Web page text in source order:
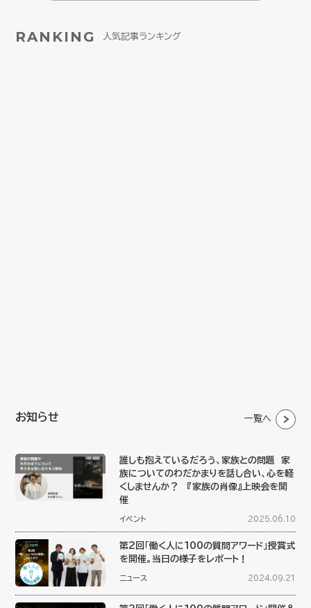
RANKING 人気記事ランキング
お知らせ 一覧へ
誰しも抱えているだろう、家族との問題 家
族についてのわだかまりを話し合い、心を軽
くしませんか？ 『家族の肖像』上映会を開
催
イベント 2025.06.10
第2回「働く人に100の質問アワード」授賞式
を開催。当日の様子をレポート！
ニュース 2024.09.21